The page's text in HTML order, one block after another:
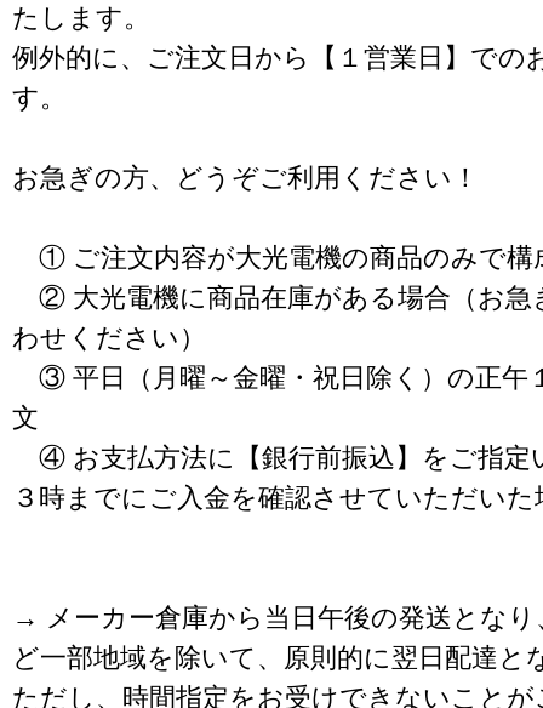
たします。
例外的に、ご注文日から【１営業日】での
す。
お急ぎの方、どうぞご利用ください！
① ご注文内容が大光電機の商品のみで構
② 大光電機に商品在庫がある場合（お急
わせください）
③ 平日（月曜～金曜・祝日除く）の正午
文
④ お支払方法に【銀行前振込】をご指定
３時までにご入金を確認させていただいた
→ メーカー倉庫から当日午後の発送となり
ど一部地域を除いて、原則的に翌日配達と
ただし、時間指定をお受けできないこと